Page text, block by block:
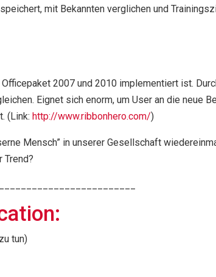
mit Bekannten verglichen und
2007 und 2010 implementiert ist.
Eignet sich enorm, um User an die
(Link: http://www.ribbonhero.com/)
Mensch” in unserer Gesellschaft
Trend?
tun)